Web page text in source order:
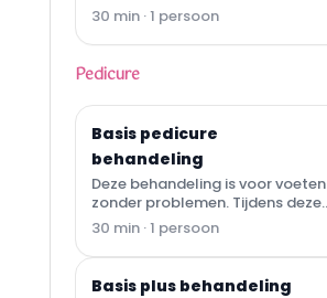
30 min · 1 persoon
Pedicure
Basis pedicure
behandeling
Deze behandeling is voor voeten
zonder problemen. Tijdens deze
behandeling worden de nagels
en de huid behandeld, voeten
crème aangebracht, en evt.
nagellak.
30 min · 1 persoon
Basis plus behandeling